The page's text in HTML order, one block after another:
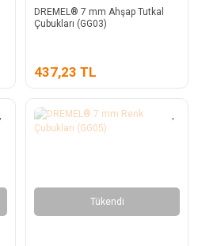
DREMEL® 7 mm Ahşap Tutkal
Çubukları (GG03)
437,23 TL
Tükendi